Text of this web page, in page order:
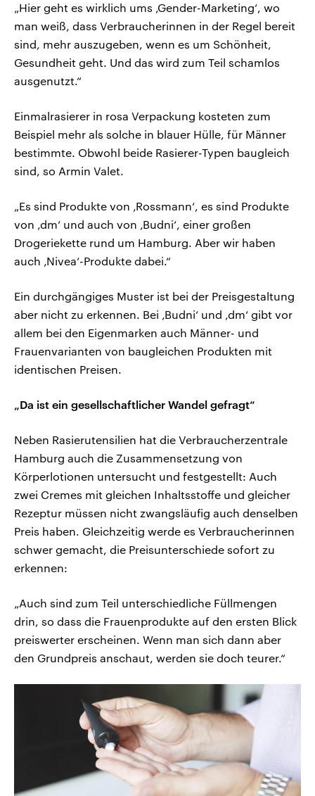
„Hier geht es wirklich ums ‚Gender-Marketing‘, wo
man weiß, dass Verbraucherinnen in der Regel bereit
sind, mehr auszugeben, wenn es um Schönheit,
Gesundheit geht. Und das wird zum Teil schamlos
ausgenutzt.“
Einmalrasierer in rosa Verpackung kosteten zum
Beispiel mehr als solche in blauer Hülle, für Männer
bestimmte. Obwohl beide Rasierer-Typen baugleich
sind, so Armin Valet.
„Es sind Produkte von ‚Rossmann‘, es sind Produkte
von ‚dm‘ und auch von ‚Budni‘, einer großen
Drogeriekette rund um Hamburg. Aber wir haben
auch ‚Nivea‘-Produkte dabei.“
Ein durchgängiges Muster ist bei der Preisgestaltung
aber nicht zu erkennen. Bei ‚Budni‘ und ‚dm‘ gibt vor
allem bei den Eigenmarken auch Männer- und
Frauenvarianten von baugleichen Produkten mit
identischen Preisen.
„Da ist ein gesellschaftlicher Wandel gefragt“
Neben Rasierutensilien hat die Verbraucherzentrale
Hamburg auch die Zusammensetzung von
Körperlotionen untersucht und festgestellt: Auch
zwei Cremes mit gleichen Inhaltsstoffe und gleicher
Rezeptur müssen nicht zwangsläufig auch denselben
Preis haben. Gleichzeitig werde es Verbraucherinnen
schwer gemacht, die Preisunterschiede sofort zu
erkennen:
„Auch sind zum Teil unterschiedliche Füllmengen
drin, so dass die Frauenprodukte auf den ersten Blick
preiswerter erscheinen. Wenn man sich dann aber
den Grundpreis anschaut, werden sie doch teurer.“